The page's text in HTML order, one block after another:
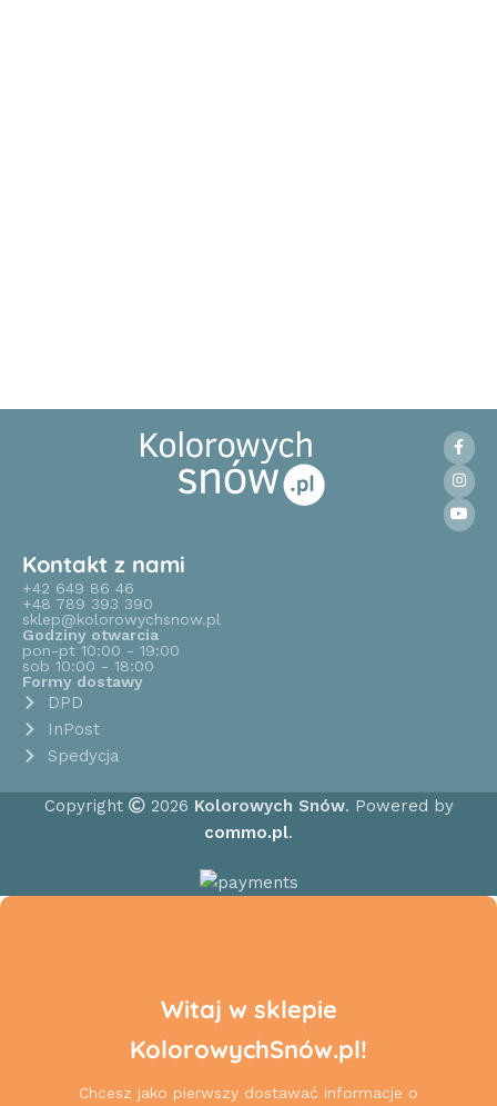
Kontakt z nami
+42 649 86 46
+48 789 393 390
sklep@kolorowychsnow.pl
Godziny otwarcia
pon-pt 10:00 - 19:00
sob 10:00 - 18:00
Formy dostawy
DPD
InPost
Spedycja
Copyright 2026 Kolorowych Snów. Powered by
commo.pl.
Witaj w sklepie
KolorowychSnów.pl!
Chcesz jako pierwszy dostawać informacje o